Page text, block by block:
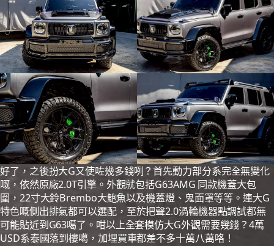
好了，之後扮大G又使咗幾多錢咧？首先動力部分系完全無變化
嘅，依然原廠2.0T引擎。外觀就包括G63AMG 同款機蓋大包
圍，22寸大鈴Brembo大鮑魚以及機蓋燈、鬼面罩等等。連大G
特色嘅側出排氣都可以選配，至於把聲2.0渦輪機器點調試都無
可能貼近到G63噶了。咁以上全套模仿大G外觀需要幾錢？4萬
USD系泰國落到樓噶，加埋買車都差不多十萬八萬咯！